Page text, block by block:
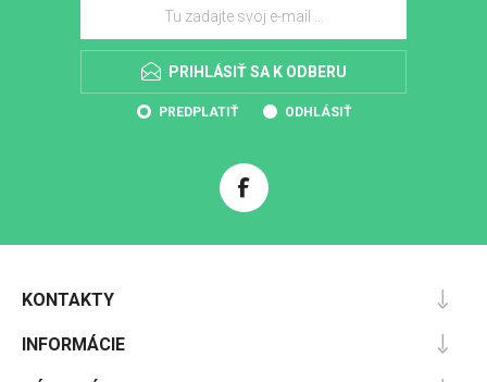
PRIHLÁSIŤ SA K ODBERU
PREDPLATIŤ ODHLÁSIŤ
KONTAKTY
INFORMÁCIE